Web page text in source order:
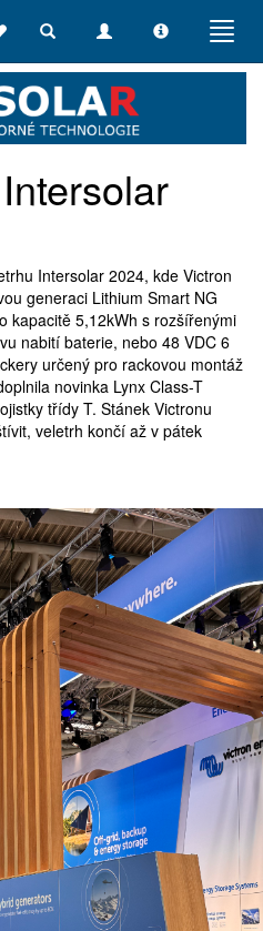
Toggle
Toggle
Toggle
Intersolar 2024, kde Victron
generaci Lithium Smart NG
kapacitě 5,12kWh s rozšířenými
nabití baterie, nebo 48 VDC 6
určený pro rackovou montáž
novinka Lynx Class-T
třídy T. Stánek Victronu
veletrh končí až v pátek